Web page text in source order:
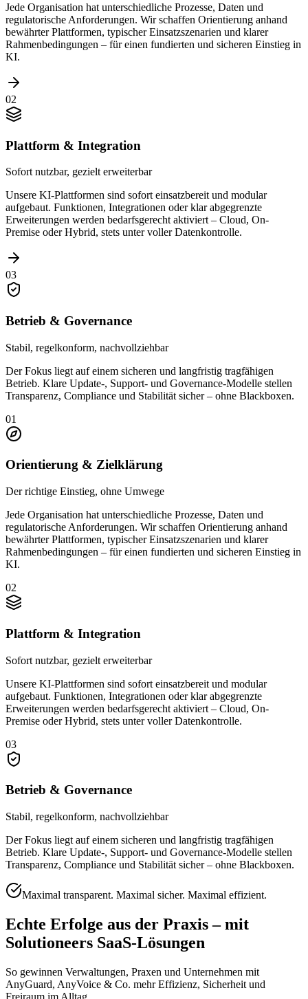
Jede Organisation hat unterschiedliche Prozesse, Daten und
regulatorische Anforderungen. Wir schaffen Orientierung anhand
bewährter Plattformen, typischer Einsatzszenarien und klarer
Rahmenbedingungen – für einen fundierten und sicheren Einstieg in
KI.
02
Plattform & Integration
Sofort nutzbar, gezielt erweiterbar
Unsere KI-Plattformen sind sofort einsatzbereit und modular
aufgebaut. Funktionen, Integrationen oder klar abgegrenzte
Erweiterungen werden bedarfsgerecht aktiviert – Cloud, On-
Premise oder Hybrid, stets unter voller Datenkontrolle.
03
Betrieb & Governance
Stabil, regelkonform, nachvollziehbar
Der Fokus liegt auf einem sicheren und langfristig tragfähigen
Betrieb. Klare Update-, Support- und Governance-Modelle stellen
Transparenz, Compliance und Stabilität sicher – ohne Blackboxen.
01
Orientierung & Zielklärung
Der richtige Einstieg, ohne Umwege
Jede Organisation hat unterschiedliche Prozesse, Daten und
regulatorische Anforderungen. Wir schaffen Orientierung anhand
bewährter Plattformen, typischer Einsatzszenarien und klarer
Rahmenbedingungen – für einen fundierten und sicheren Einstieg in
KI.
02
Plattform & Integration
Sofort nutzbar, gezielt erweiterbar
Unsere KI-Plattformen sind sofort einsatzbereit und modular
aufgebaut. Funktionen, Integrationen oder klar abgegrenzte
Erweiterungen werden bedarfsgerecht aktiviert – Cloud, On-
Premise oder Hybrid, stets unter voller Datenkontrolle.
03
Betrieb & Governance
Stabil, regelkonform, nachvollziehbar
Der Fokus liegt auf einem sicheren und langfristig tragfähigen
Betrieb. Klare Update-, Support- und Governance-Modelle stellen
Transparenz, Compliance und Stabilität sicher – ohne Blackboxen.
Maximal transparent. Maximal sicher. Maximal effizient.
Echte Erfolge aus der Praxis – mit
Solutioneers SaaS-Lösungen
So gewinnen Verwaltungen, Praxen und Unternehmen mit
AnyGuard, AnyVoice & Co. mehr Effizienz, Sicherheit und
Freiraum im Alltag.